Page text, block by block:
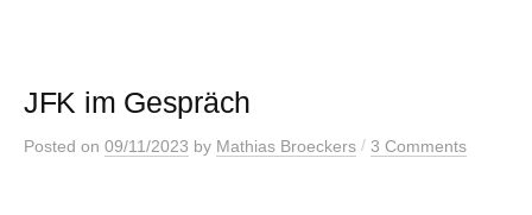
JFK im Gespräch
Posted on 09/11/2023 by Mathias Broeckers / 3 Comments